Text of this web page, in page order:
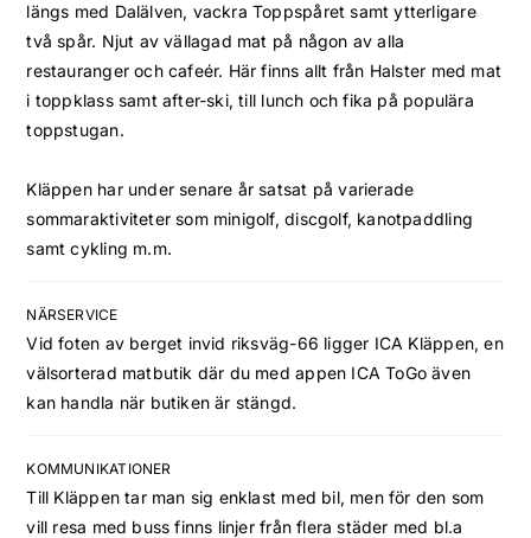
längs med Dalälven, vackra Toppspåret samt ytterligare
två spår. Njut av vällagad mat på någon av alla
restauranger och cafeér. Här finns allt från Halster med mat
i toppklass samt after-ski, till lunch och fika på populära
toppstugan.
Kläppen har under senare år satsat på varierade
sommaraktiviteter som minigolf, discgolf, kanotpaddling
samt cykling m.m.
NÄRSERVICE
Vid foten av berget invid riksväg-66 ligger ICA Kläppen, en
välsorterad matbutik där du med appen ICA ToGo även
kan handla när butiken är stängd.
KOMMUNIKATIONER
Till Kläppen tar man sig enklast med bil, men för den som
vill resa med buss finns linjer från flera städer med bl.a